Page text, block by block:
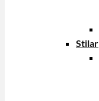
Stilar